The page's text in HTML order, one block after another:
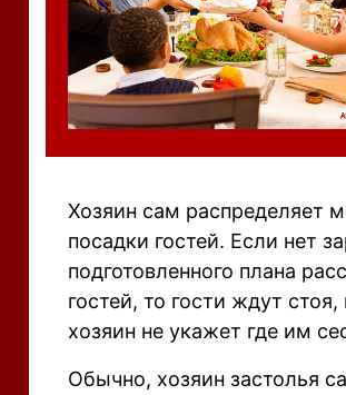
Хозяин сам распределяет
посадки гостей. Если нет
подготовленного плана
гостей, то гости ждут стоя,
хозяин не укажет где им
Обычно, хозяин застолья